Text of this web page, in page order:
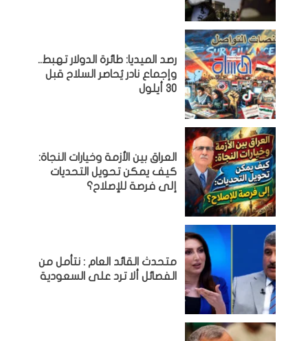
رصد الميديا: طائرة الدولار تهبط..
وإجماع نادر يُحاصر السلاح قبل
30 أيلول
العراق بين الأزمة وخيارات النجاة:
كيف يمكن تحويل التحديات
إلى فرصة للإصلاح؟
متحدث القائد العام : نتأمل من
الفصائل ألا ترد على السعودية